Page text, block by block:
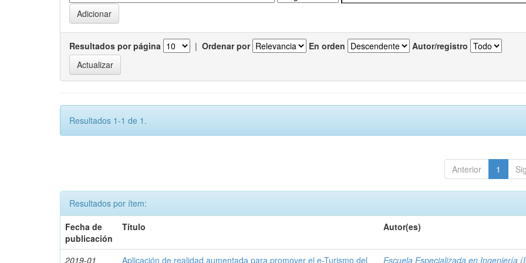
Resultados por página | Ordenar por En orden Autor/registro
Resultados 1-1 de 1.
Anterior 1
Resultados por ítem:
Fecha de
publicación
Título Autor(es)
2019-01 Aplicación de realidad aumentada para promover el e-Turismo del Escuela Especializada en Ingeniería